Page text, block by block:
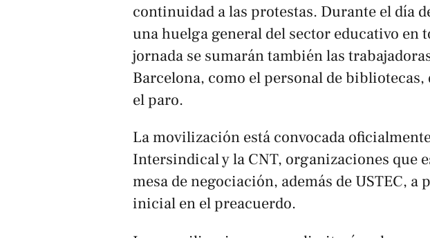
continuidad a las protestas. Durante el día
una huelga general del sector educativo en
jornada se sumarán también las
Barcelona, como el personal de
el paro.
La movilización está convocada
Intersindical y la CNT, organizaciones que
mesa de negociación, además de USTEC, a
inicial en el preacuerdo.